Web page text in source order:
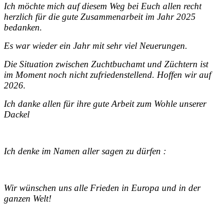
Ich möchte mich auf diesem Weg bei Euch allen recht
herzlich für die gute Zusammenarbeit im Jahr 2025
bedanken.
Es war wieder ein Jahr mit sehr viel Neuerungen.
Die Situation zwischen Zuchtbuchamt und Züchtern ist
im Moment noch nicht zufriedenstellend. Hoffen wir auf
2026.
Ich danke allen für ihre gute Arbeit zum Wohle unserer
Dackel
Ich denke im Namen aller sagen zu dürfen :
Wir wünschen uns alle Frieden in Europa und in der
ganzen Welt!